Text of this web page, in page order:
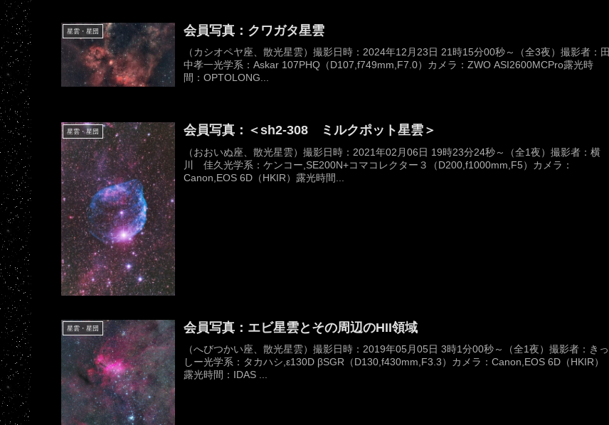
星雲・星団 会員写真：クワガタ星雲
（カシオペヤ座、散光星雲）撮影日時：2024年12月23日 21時15分00秒～（全3夜）撮影者：田
中孝一光学系：Askar 107PHQ（D107,f749mm,F7.0）カメラ：ZWO ASI2600MCPro露光時
間：OPTOLONG...
星雲・星団 会員写真：＜sh2-308 ミルクポット星雲＞
（おおいぬ座、散光星雲）撮影日時：2021年02月06日 19時23分24秒～（全1夜）撮影者：横
川 佳久光学系：ケンコー,SE200N+コマコレクター３（D200,f1000mm,F5）カメラ：
Canon,EOS 6D（HKIR）露光時間...
星雲・星団 会員写真：エビ星雲とその周辺のHII領域
（へびつかい座、散光星雲）撮影日時：2019年05月05日 3時1分00秒～（全1夜）撮影者：きっ
しー光学系：タカハシ,ε130D βSGR（D130,f430mm,F3.3）カメラ：Canon,EOS 6D（HKIR）
露光時間：IDAS ...